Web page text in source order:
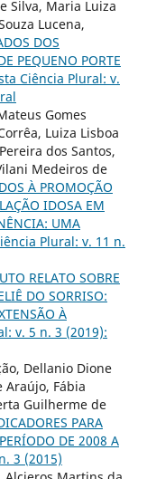
Silva, Maria Luiza
Lucena,
DOS
PEQUENO PORTE
Ciência Plural: v.
Gomes
Luiza Lisboa
dos Santos,
Medeiros de
À PROMOÇÃO
IDOSA EM
UMA
Plural: v. 11 n.
RELATO SOBRE
DO SORRISO:
À
v. 5 n. 3 (2019):
Dellanio Dione
Araújo, Fábia
Guilherme de
PARA
DE 2008 A
3 (2015)